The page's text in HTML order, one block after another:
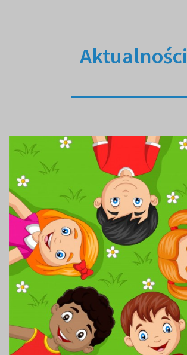
Aktualności